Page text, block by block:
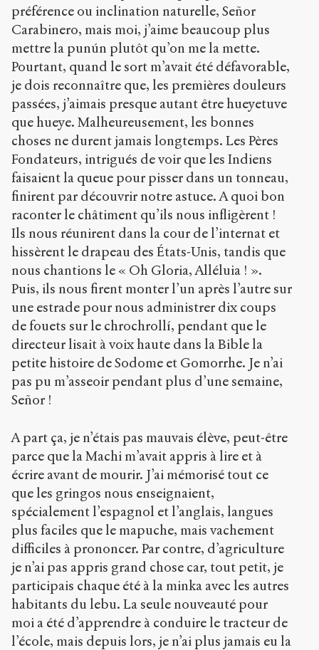
préférence ou inclination naturelle, Señor
Carabinero, mais moi, j’aime beaucoup plus
mettre la punún plutôt qu’on me la mette.
Pourtant, quand le sort m’avait été défavorable,
je dois reconnaître que, les premières douleurs
passées, j’aimais presque autant être hueyetuve
que hueye. Malheureusement, les bonnes
choses ne durent jamais longtemps. Les Pères
Fondateurs, intrigués de voir que les Indiens
faisaient la queue pour pisser dans un tonneau,
finirent par découvrir notre astuce. A quoi bon
raconter le châtiment qu’ils nous infligèrent !
Ils nous réunirent dans la cour de l’internat et
hissèrent le drapeau des États-Unis, tandis que
nous chantions le « Oh Gloria, Alléluia ! ».
Puis, ils nous firent monter l’un après l’autre sur
une estrade pour nous administrer dix coups
de fouets sur le chrochrollí, pendant que le
directeur lisait à voix haute dans la Bible la
petite histoire de Sodome et Gomorrhe. Je n’ai
pas pu m’asseoir pendant plus d’une semaine,
Señor !
A part ça, je n’étais pas mauvais élève, peut-être
parce que la Machi m’avait appris à lire et à
écrire avant de mourir. J’ai mémorisé tout ce
que les gringos nous enseignaient,
spécialement l’espagnol et l’anglais, langues
plus faciles que le mapuche, mais vachement
difficiles à prononcer. Par contre, d’agriculture
je n’ai pas appris grand chose car, tout petit, je
participais chaque été à la minka avec les autres
habitants du lebu. La seule nouveauté pour
moi a été d’apprendre à conduire le tracteur de
l’école, mais depuis lors, je n’ai plus jamais eu la